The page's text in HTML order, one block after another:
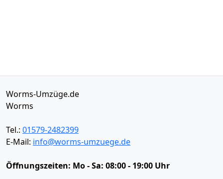
Worms-Umzüge.de
Worms
Tel.: 01579-2482399
E-Mail: info@worms-umzuege.de
Öffnungszeiten: Mo - Sa: 08:00 - 19:00 Uhr